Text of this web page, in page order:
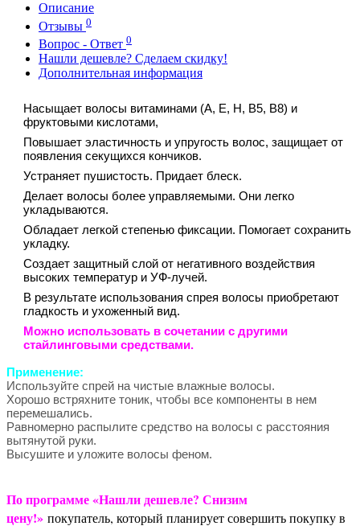
Описание
Отзывы 0
Вопрос - Ответ 0
Нашли дешевле? Сделаем скидку!
Дополнительная информация
Насыщает волосы витаминами (А, Е, Н, В5, В8) и
фруктовыми кислотами,
Повышает эластичность и упругость волос, защищает от
появления секущихся кончиков.
Устраняет пушистость. Придает блеск.
Делает волосы более управляемыми. Они легко
укладываются.
Обладает легкой степенью фиксации. Помогает сохранить
укладку.
Создает защитный слой от негативного воздействия
высоких температур и УФ-лучей.
В результате использования спрея волосы приобретают
гладкость и ухоженный вид.
Можно использовать в сочетании с другими
стайлинговыми средствами.
Применение:
Используйте спрей на чистые влажные волосы.
Хорошо встряхните тоник, чтобы все компоненты в нем
перемешались.
Равномерно распылите средство на волосы с расстояния
вытянутой руки.
Высушите и уложите волосы феном.
По программе «Нашли дешевле? Снизим
цену!» покупатель, который планирует совершить покупку в